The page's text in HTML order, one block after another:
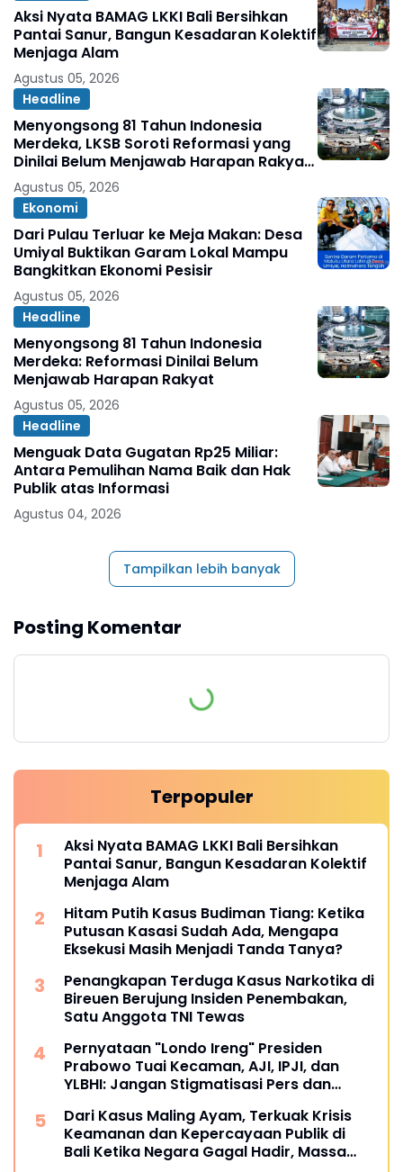
Aksi Nyata BAMAG LKKI Bali Bersihkan
Pantai Sanur, Bangun Kesadaran Kolektif
Menjaga Alam
Agustus 05, 2026
Headline
Menyongsong 81 Tahun Indonesia
Merdeka, LKSB Soroti Reformasi yang
Dinilai Belum Menjawab Harapan Rakyat
Oleh: Abdul Ghopur
Agustus 05, 2026
Ekonomi
Dari Pulau Terluar ke Meja Makan: Desa
Umiyal Buktikan Garam Lokal Mampu
Bangkitkan Ekonomi Pesisir
Agustus 05, 2026
Headline
Menyongsong 81 Tahun Indonesia
Merdeka: Reformasi Dinilai Belum
Menjawab Harapan Rakyat
Agustus 05, 2026
Headline
Menguak Data Gugatan Rp25 Miliar:
Antara Pemulihan Nama Baik dan Hak
Publik atas Informasi
Agustus 04, 2026
Tampilkan lebih banyak
Posting Komentar
Terpopuler
Aksi Nyata BAMAG LKKI Bali Bersihkan
Pantai Sanur, Bangun Kesadaran Kolektif
Menjaga Alam
Hitam Putih Kasus Budiman Tiang: Ketika
Putusan Kasasi Sudah Ada, Mengapa
Eksekusi Masih Menjadi Tanda Tanya?
Penangkapan Terduga Kasus Narkotika di
Bireuen Berujung Insiden Penembakan,
Satu Anggota TNI Tewas
Pernyataan "Londo Ireng" Presiden
Prabowo Tuai Kecaman, AJI, IPJI, dan
YLBHI: Jangan Stigmatisasi Pers dan
Dari Kasus Maling Ayam, Terkuak Krisis
Keamanan dan Kepercayaan Publik di
Bali Ketika Negara Gagal Hadir, Massa